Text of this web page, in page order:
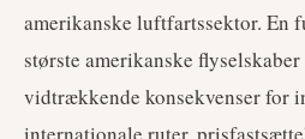
amerikanske luftfartssektor. En
største amerikanske
vidtrækkende konsekvenser for